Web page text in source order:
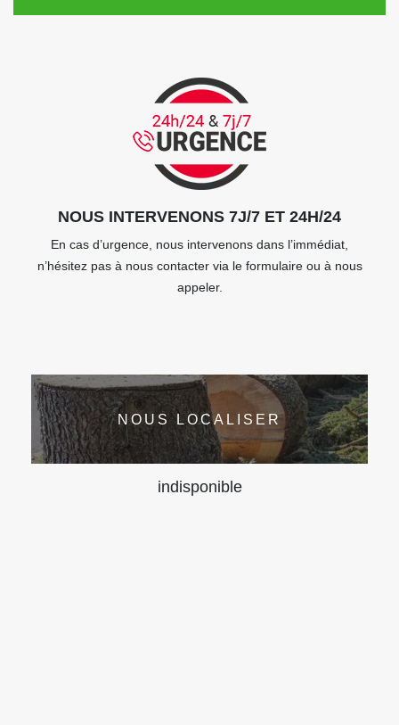
NOUS INTERVENONS 7J/7 ET 24H/24
En cas d’urgence, nous intervenons dans l’immédiat,
n’hésitez pas à nous contacter via le formulaire ou à nous
appeler.
NOUS LOCALISER
indisponible